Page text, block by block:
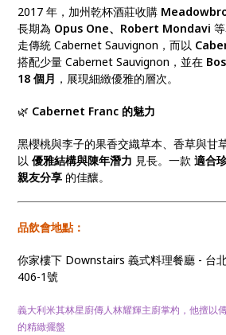
2017 年，加州乾杯酒莊收購
長期為 Opus One、Robert Mondavi
走傳統 Cabernet Sauvignon，而以
搭配少量 Cabernet Sauvignon，並在
18 個月 ，展現細緻優雅的層次。
🌿 Cabernet Franc 的魅力
黑櫻桃與李子的果香交織草本、香草與甘
以優雅結構與陳年潛力 見長。一款適合
親友分享 的佳釀。
品飲會地點：
你家樓下 Downstairs 義式料理餐廳 - 台
406-1號
義大利米其林星廚傳人林耀輝主廚掌杓，他擅以
的精緻擺盤